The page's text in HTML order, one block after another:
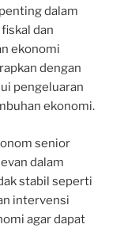
dalam
dan
ekonomi
dengan
pengeluaran
ekonomi.
senior
dalam
stabil seperti
intervensi
agar dapat